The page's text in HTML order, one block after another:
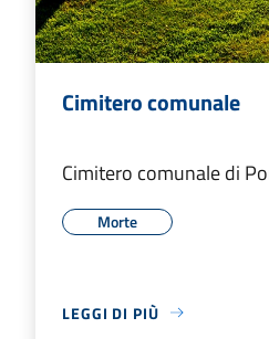
Cimitero comunale
Cimitero comunale di
Morte
LEGGI DI PIÙ